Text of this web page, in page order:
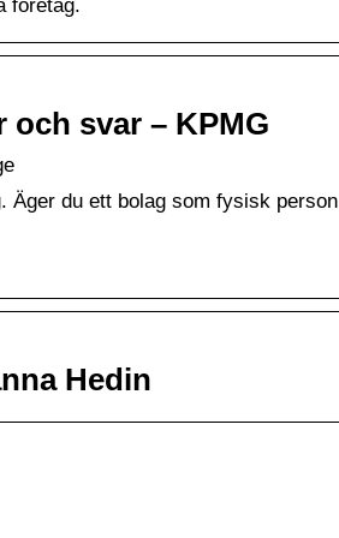
företag.
svar – KPMG
Äger du ett bolag som fysisk person
Hedin